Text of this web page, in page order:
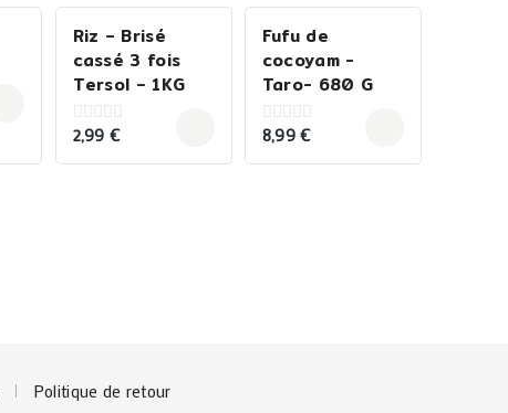
Riz – Brisé
cassé 3 fois
Tersol – 1KG
0
of
2,99€
Fufu de
cocoyam -
Taro- 680 G
0
of
8,99€
Politique de retour